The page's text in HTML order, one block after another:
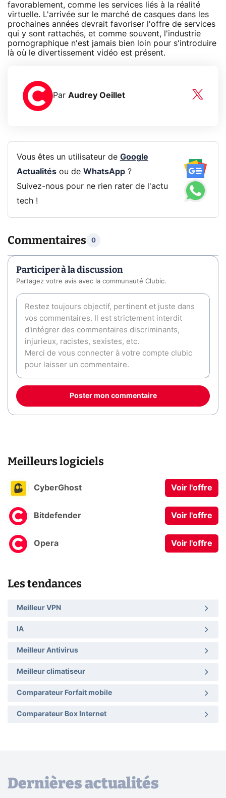
favorablement, comme les services liés à la réalité
virtuelle. L'arrivée sur le marché de casques dans les
prochaines années devrait favoriser l'offre de services
qui y sont rattachés, et comme souvent, l'industrie
pornographique n'est jamais bien loin pour s'introduire
là où le divertissement vidéo est présent.
Par Audrey Oeillet
Vous êtes un utilisateur de Google
Actualitésou de WhatsApp?
Suivez-nous pour ne rien rater de l'actu
tech !
Commentaires 0
Participer à la discussion
Partagez votre avis avec la communauté Clubic.
Poster mon commentaire
Meilleurs logiciels
CyberGhost Voir l'offre
Bitdefender Voir l'offre
Opera Voir l'offre
Les tendances
Meilleur VPN
IA
Meilleur Antivirus
Meilleur climatiseur
Comparateur Forfait mobile
Comparateur Box Internet
Dernières actualités